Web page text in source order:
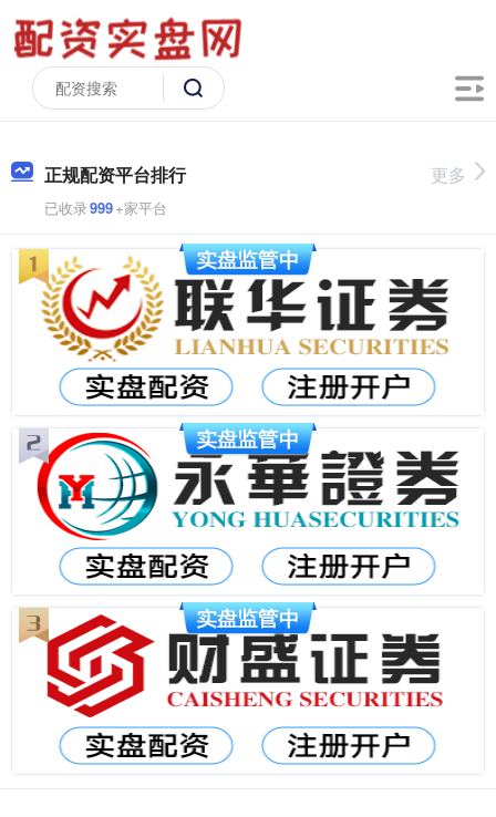
正规配资平台排行
已收录999+家平台
更多